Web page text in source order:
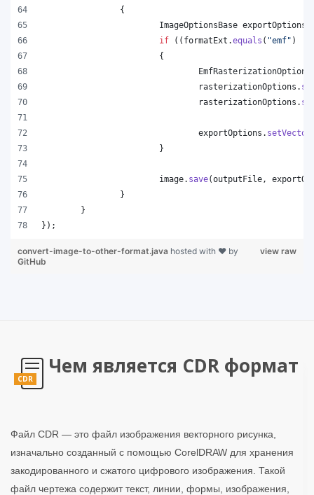
		{
ImageOptionsBase exportOptions
if (( formatExt .equals ( "emf" )
			{
EmfRasterizationOptions
rasterizationOptions .
rasterizationOptions .
exportOptions .
			}
image. save(outputFile ,
		}
	}
});
view raw
convert-image-to-other-format.java hosted with ❤ by
GitHub
CDR
Чем является CDR формат
Файл CDR — это файл изображения векторного рисунка,
изначально созданный с помощью CorelDRAW для хранения
закодированного и сжатого цифрового изображения. Такой
файл чертежа содержит текст, линии, формы, изображения,